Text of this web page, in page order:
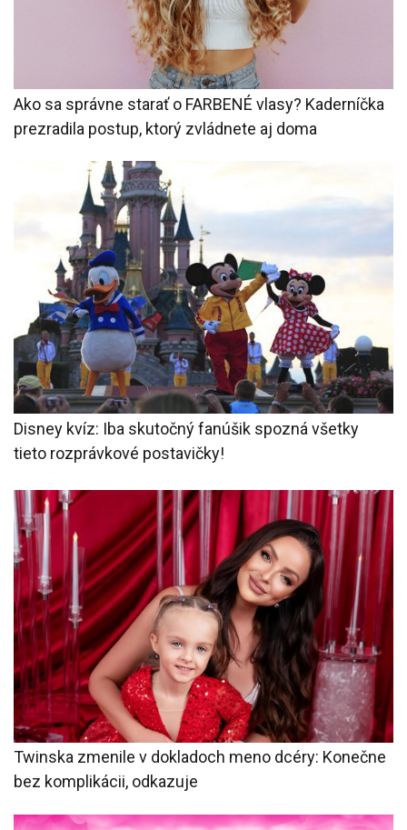
Ako sa správne starať o FARBENÉ vlasy? Kaderníčka
prezradila postup, ktorý zvládnete aj doma
Disney kvíz: Iba skutočný fanúšik spozná všetky
tieto rozprávkové postavičky!
Twinska zmenile v dokladoch meno dcéry: Konečne
bez komplikácii, odkazuje